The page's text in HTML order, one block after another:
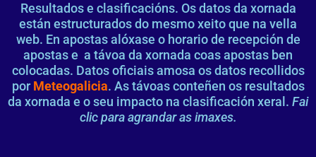
Resultados e clasificacións. Os datos da xornada
están estructurados do mesmo xeito que na vella
web. En apostas alóxase o horario de recepción de
apostas e a távoa da xornada coas apostas ben
colocadas. Datos oficiais amosa os datos recollidos
por Meteogalicia. As távoas conteñen os resultados
da xornada e o seu impacto na clasificación xeral. Fai
clic para agrandar as imaxes.